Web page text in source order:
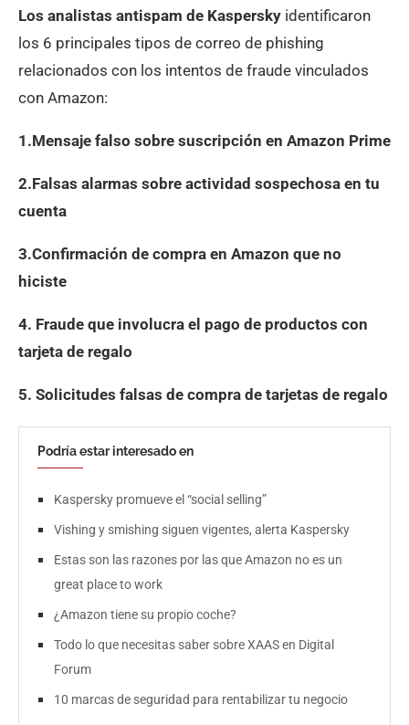
Los analistas antispam de Kaspersky identificaron
los 6 principales tipos de correo de phishing
relacionados con los intentos de fraude vinculados
con Amazon:
1.Mensaje falso sobre suscripción en Amazon Prime
2.Falsas alarmas sobre actividad sospechosa en tu
cuenta
3.Confirmación de compra en Amazon que no
hiciste
4. Fraude que involucra el pago de productos con
tarjeta de regalo
5. Solicitudes falsas de compra de tarjetas de regalo
Podría estar interesado en
Kaspersky promueve el “social selling”
Vishing y smishing siguen vigentes, alerta Kaspersky
Estas son las razones por las que Amazon no es un
great place to work
¿Amazon tiene su propio coche?
Todo lo que necesitas saber sobre XAAS en Digital
Forum
10 marcas de seguridad para rentabilizar tu negocio